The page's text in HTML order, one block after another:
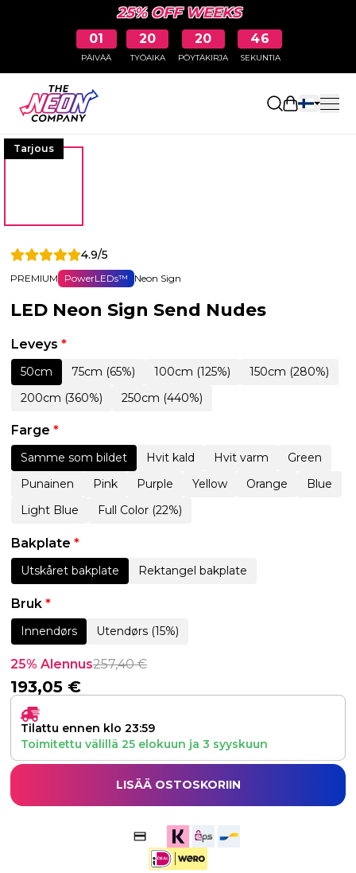
25% OFF WEEKS
01
PÄIVÄÄ
20
TYÖAIKA
20
PÖYTÄKIRJA
45
SEKUNTIA
Avaa
Tarjous
4.9/5
PREMIUM PowerLEDs™ Neon Sign
LED Neon Sign Send Nudes
Leveys *
50cm 75cm (65%) 100cm (125%)
150cm (280%)
200cm (360%)
250cm (440%)
Farge *
Samme som bildet Hvit kald Hvit varm
Green
Punainen
Pink Purple Yellow Orange
Blue
Light Blue
Full Color (22%)
Bakplate *
Utskåret bakplate Rektangel bakplate
Bruk *
Innendørs Utendørs (15%)
25% Alennus257,40€
193,05 €
Tilattu ennen klo 23:59
Toimitettu välillä 25 elokuun ja 3 syyskuun
LISÄÄ OSTOSKORIIN